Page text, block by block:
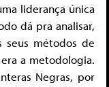
liderança única
dá pra analisar,
seus métodos de
a metodologia.
Negras, por